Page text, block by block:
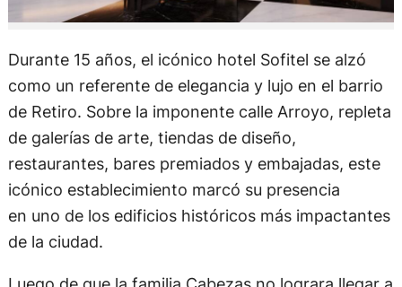
Durante 15 años, el icónico hotel Sofitel se alzó
como un referente de elegancia y lujo en el barrio
de Retiro. Sobre la imponente calle Arroyo, repleta
de galerías de arte, tiendas de diseño,
restaurantes, bares premiados y embajadas, este
icónico establecimiento marcó su presencia
en uno de los edificios históricos más impactantes
de la ciudad.